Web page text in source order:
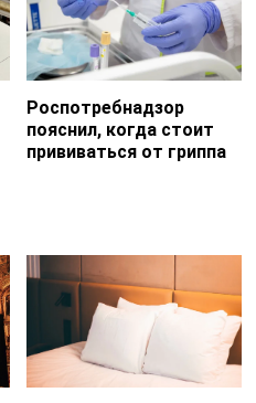
Роспотребнадзор
пояснил, когда стоит
прививаться от гриппа